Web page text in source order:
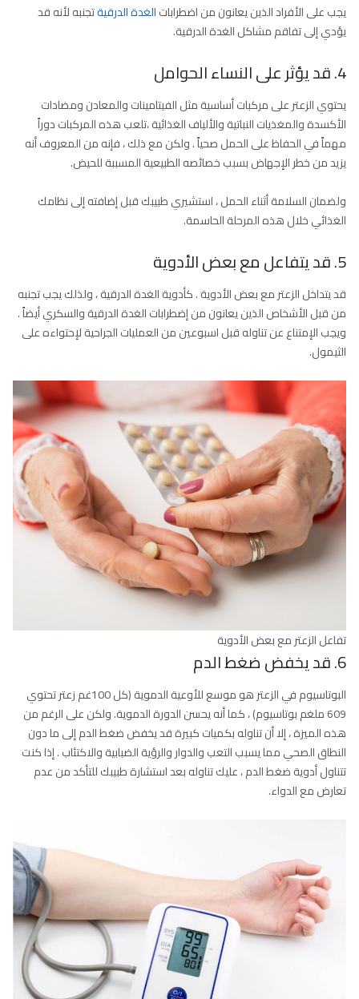
يجب على الأفراد الذين يعانون من اضطراباتالغدة الدرقيةتجنبه لأنه قد
يؤدي إلى تفاقم مشاكل الغدة الدرقية.
4. قد يؤثر على النساء الحوامل
يحتوي الزعتر على مركبات أساسية مثل الفيتامينات والمعادن ومضادات
الأكسدة والمغذيات النباتية والألياف الغذائية ،تلعب هذه المركبات دوراً
مهماً في الحفاظ على الحمل صحياً . ولكن مع ذلك ، فإنه من المعروف أنه
يزيد من خطر الإجهاض بسبب خصائصه الطبيعية المسببة للحيض.
ولضمان السلامة أثناء الحمل ، استشيري طبيبك قبل إضافته إلى نظامك
الغذائي خلال هذه المرحلة الحاسمة.
5. قد يتفاعل مع بعض الأدوية
قد يتداخل الزعتر مع بعض الأدوية . كأدوية الغدة الدرقية ، ولذلك يجب تجنبه
من قبل الأشخاص الذين يعانون من إضطرابات الغدة الدرقية والسكري أيضاً .
ويجب الإمتناع عن تناوله قبل اسبوعين من العمليات الجراحية لإحتواءه على
الثيمول.
تفاعل الزعتر مع بعض الأدوية
6. قد يخفض ضغط الدم
البوتاسيوم في الزعتر هو موسع للأوعية الدموية (كل 100غم زعتر تحتوي
609 ملغم بوتاسيوم) ، كما أنه يحسن الدورة الدموية. ولكن على الرغم من
هذه الميزة ، إلا أن تناوله بكميات كبيرة قد يخفض ضغط الدم إلى ما دون
النطاق الصحي مما يسبب التعب والدوار والرؤية الضبابية والاكتئاب . إذا كنت
تتناول أدوية ضغط الدم ، عليك تناوله بعد استشارة طبيبك للتأكد من عدم
تعارض مع الدواء.